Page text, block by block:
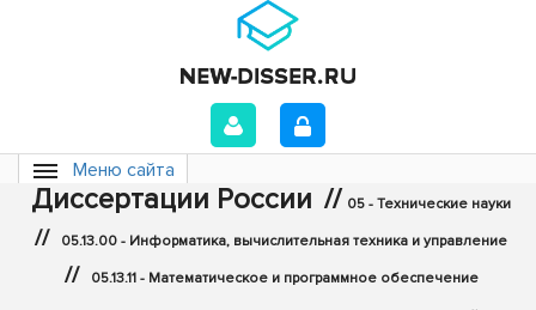
Меню сайта
Диссертации России // 05 - Технические науки
// 05.13.00 - Информатика, вычислительная техника и управление
// 05.13.11 - Математическое и программное обеспечение